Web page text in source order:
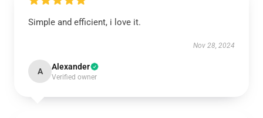
Simple and efficient, i love it.
Nov 28, 2024
A Alexander
Verified owner